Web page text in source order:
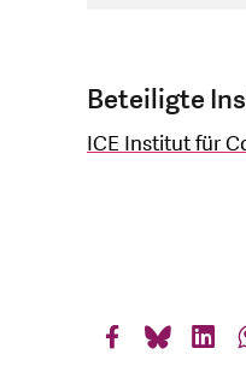
Beteiligte
ICE Institut für